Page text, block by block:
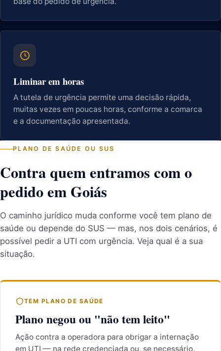
Liminar em horas
A tutela de urgência permite uma decisão rápida,
muitas vezes em poucas horas, conforme a comarca
e a documentação apresentada.
PLANO DE SAÚDE OU SUS
Contra quem entramos com o
pedido em Goiás
O caminho jurídico muda conforme você tem plano de
saúde ou depende do SUS — mas, nos dois cenários, é
possível pedir a UTI com urgência. Veja qual é a sua
situação.
TEM PLANO DE SAÚDE
Plano negou ou "não tem leito"
Ação contra a operadora para obrigar a internação
em UTI — na rede credenciada ou, se necessário,